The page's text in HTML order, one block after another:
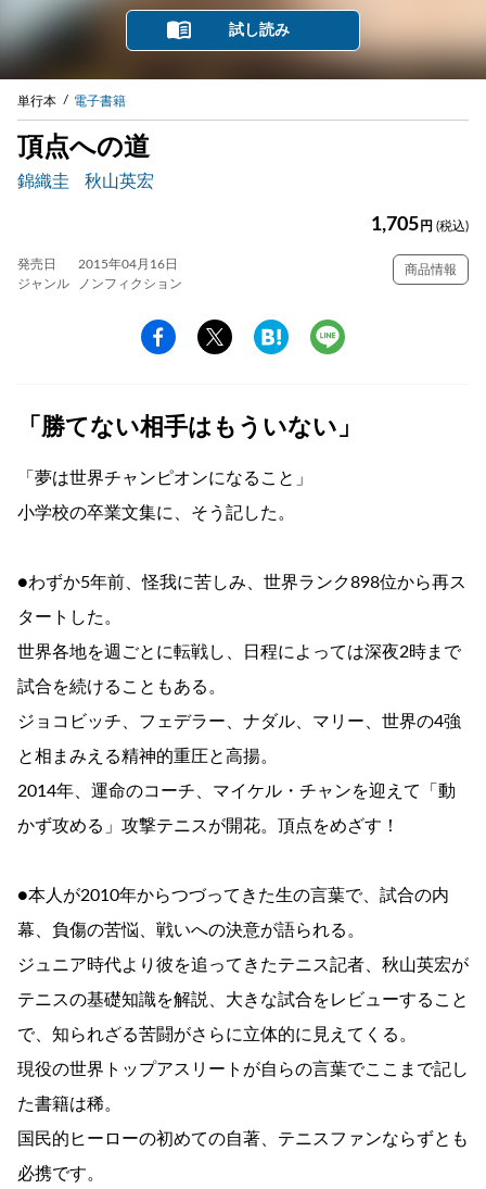
試し読み
単行本 電子書籍
頂点への道
錦織圭 秋山英宏
1,705 円 (税込)
発売日
2015年04月16日
ジャンル
ノンフィクション
商品情報
「勝てない相手はもういない」
「夢は世界チャンピオンになること」
小学校の卒業文集に、そう記した。
●わずか5年前、怪我に苦しみ、世界ランク898位から再ス
タートした。
世界各地を週ごとに転戦し、日程によっては深夜2時まで
試合を続けることもある。
ジョコビッチ、フェデラー、ナダル、マリー、世界の4強
と相まみえる精神的重圧と高揚。
2014年、運命のコーチ、マイケル・チャンを迎えて「動
かず攻める」攻撃テニスが開花。頂点をめざす！
●本人が2010年からつづってきた生の言葉で、試合の内
幕、負傷の苦悩、戦いへの決意が語られる。
ジュニア時代より彼を追ってきたテニス記者、秋山英宏が
テニスの基礎知識を解説、大きな試合をレビューすること
で、知られざる苦闘がさらに立体的に見えてくる。
現役の世界トップアスリートが自らの言葉でここまで記し
た書籍は稀。
国民的ヒーローの初めての自著、テニスファンならずとも
必携です。